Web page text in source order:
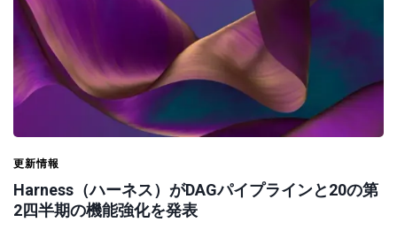
更新情報
Harness（ハーネス）がDAGパイプラインと20の第
2四半期の機能強化を発表